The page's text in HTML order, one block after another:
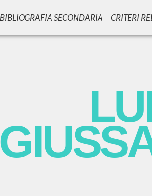
BIBLIOGRAFIA SECONDARIA CRITERI